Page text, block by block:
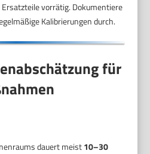
vorrätig. Dokumentiere
Kalibrierungen durch.
für
dauert meist10–30